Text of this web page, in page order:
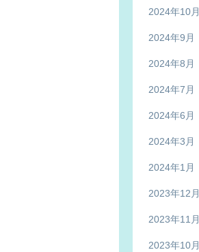
2024年10月
2024年9月
2024年8月
2024年7月
2024年6月
2024年3月
2024年1月
2023年12月
2023年11月
2023年10月